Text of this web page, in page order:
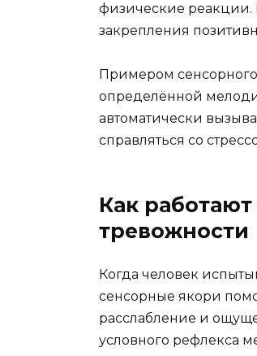
физические реакции.
закрепления
Примером сенсорного
определённой
автоматически
справляться со
Как
тревожности
Когда человек
сенсорные якори
расслабление и
условного рефлекса